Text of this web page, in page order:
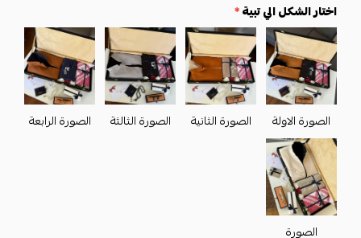
المميزات
هدايا رجاليه شتويه ماركةديور متكاملة في بوكس ملكي فاخر.
بوكس هدايا الشتاء للرجاليضم الملابس الشتوية الأساسية (قماش،
شماغ، سديري).
هدية رجالية ماركة
ديور مع إكسسوارات درجة أولى (قلم، كبك، بوك،
سبحة).
إمكانية إضافة عبارة مخصصة من اختيارك لزيادة تميز الهدية.
مواصفات المنتج
الملابس:
الإكسسوارات:قلم وكبك ديور درجة أولى، بوك ديور، ومسبحة.
اختار الشكل الي تبية*
الصورة الاولة الصورة الثانية الصورة الثالثة الصورة الرابعة
الصورة